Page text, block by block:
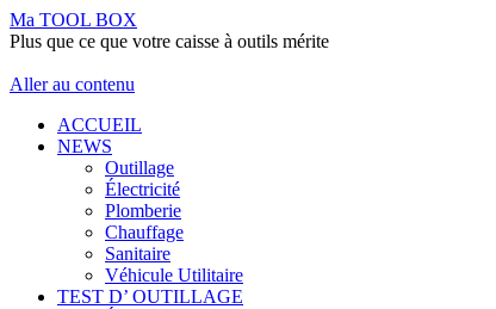
Ma TOOL BOX
Plus que ce que votre caisse à outils mérite
Aller au contenu
ACCUEIL
NEWS
Outillage
Électricité
Plomberie
Chauffage
Sanitaire
Véhicule Utilitaire
TEST D’ OUTILLAGE